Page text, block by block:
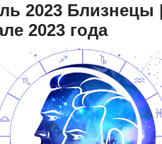
2023 Близнецы
2023 года